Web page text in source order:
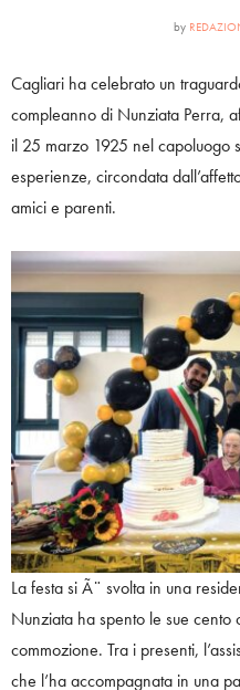
by
Cagliari ha celebrato un
compleanno di Nunziata Perra,
il 25 marzo 1925 nel capoluogo
esperienze, circondata
amici e parenti.
La festa si Ã¨ svolta in una
Nunziata ha spento le sue cento
commozione. Tra i presenti,
che l’ha accompagnata in una